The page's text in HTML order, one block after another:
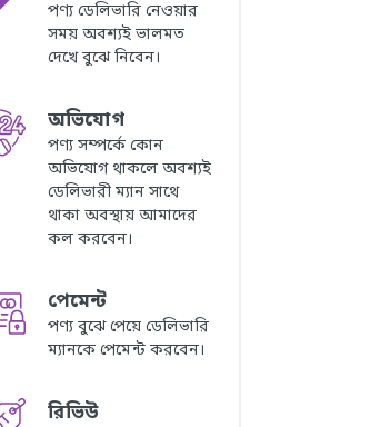
পণ্য ডেলিভারি নেওয়ার
সময় অবশ্যই ভালমত
দেখে বুঝে নিবেন।
অভিযোগ
পণ্য সম্পর্কে কোন
অভিযোগ থাকলে অবশ্যই
ডেলিভারী ম্যান সাথে
থাকা অবস্থায় আমাদের
কল করবেন।
পেমেন্ট
পণ্য বুঝে পেয়ে ডেলিভারি
ম্যানকে পেমেন্ট করবেন।
রিভিউ